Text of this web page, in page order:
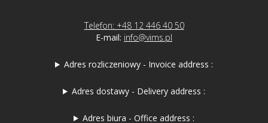
Telefon: +48 12 446 40 50
E-mail: info@vims.pl
Adres rozliczeniowy - Invoice address :
Adres dostawy - Delivery address :
Adres biura - Office address :